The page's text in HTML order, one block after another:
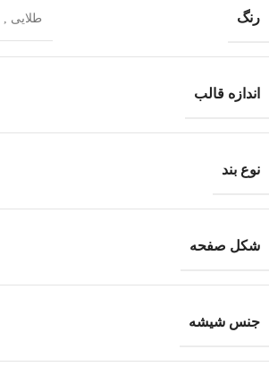
رنگ طلایی
اندازه قالب
نوع بند
شکل صفحه
جنس شیشه